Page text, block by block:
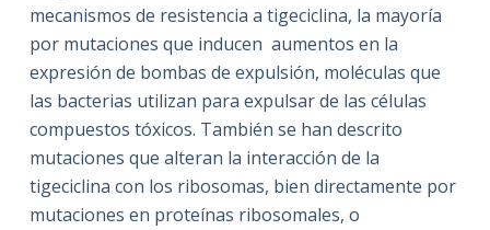
mecanismos de resistencia a tigeciclina, la mayoría
por mutaciones que inducen aumentos en la
expresión de bombas de expulsión, moléculas que
las bacterias utilizan para expulsar de las células
compuestos tóxicos. También se han descrito
mutaciones que alteran la interacción de la
tigeciclina con los ribosomas, bien directamente por
mutaciones en proteínas ribosomales, o